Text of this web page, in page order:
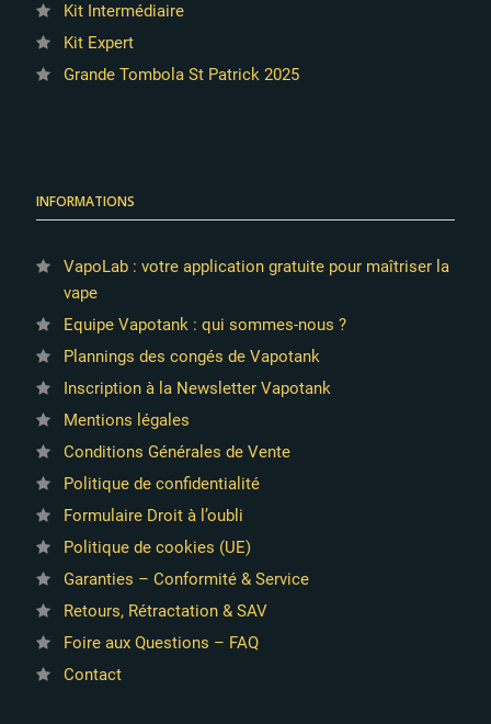
Kit Intermédiaire
Kit Expert
Grande Tombola St Patrick 2025
INFORMATIONS
VapoLab : votre application gratuite pour maîtriser la
vape
Equipe Vapotank : qui sommes-nous ?
Plannings des congés de Vapotank
Inscription à la Newsletter Vapotank
Mentions légales
Conditions Générales de Vente
Politique de confidentialité
Formulaire Droit à l’oubli
Politique de cookies (UE)
Garanties – Conformité & Service
Retours, Rétractation & SAV
Foire aux Questions – FAQ
Contact